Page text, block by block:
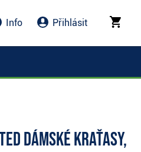
Info Přihlásit
dámské kraťasy,